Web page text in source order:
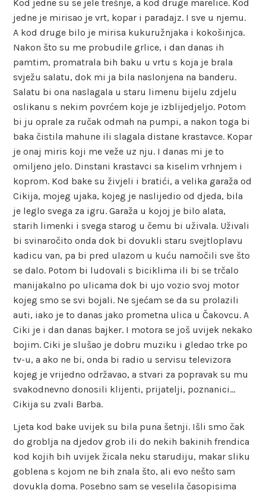
Kod jedne su se jele trešnje, a kod druge marelice. Kod
jedne je mirisao je vrt, kopar i paradajz. I sve u njemu.
A kod druge bilo je mirisa kukuružnjaka i kokošinjca.
Nakon što su me probudile grlice, i dan danas ih
pamtim, promatrala bih baku u vrtu s koja je brala
svježu salatu, dok mi ja bila naslonjena na banderu.
Salatu bi ona naslagala u staru limenu bijelu zdjelu
oslikanu s nekim povrćem koje je izblijedjeljo. Potom
bi ju oprale za ručak odmah na pumpi, a nakon toga bi
baka čistila mahune ili slagala distane krastavce. Kopar
je onaj miris koji me veže uz nju. I danas mi je to
omiljeno jelo. Dinstani krastavci sa kiselim vrhnjem i
koprom. Kod bake su živjeli i bratići, a velika garaža od
Cikija, mojeg ujaka, kojeg je naslijedio od djeda, bila
je leglo svega za igru. Garaža u kojoj je bilo alata,
starih limenki i svega starog u čemu bi uživala. Uživali
bi svinaročito onda dok bi dovukli staru svejtloplavu
kadicu van, pa bi pred ulazom u kuću namočili sve što
se dalo. Potom bi ludovali s biciklima ili bi se trčalo
manijakalno po ulicama dok bi ujo vozio svoj motor
kojeg smo se svi bojali. Ne sjećam se da su prolazili
auti, iako je to danas jako prometna ulica u Čakovcu. A
Ciki je i dan danas bajker. I motora se još uvijek nekako
bojim. Ciki je slušao je dobru muziku i gledao trke po
tv-u, a ako ne bi, onda bi radio u servisu televizora
kojeg je vrijedno održavao, a stvari za popravak su mu
svakodnevno donosili klijenti, prijatelji, poznanici…
Cikija su zvali Barba.
Ljeta kod bake uvijek su bila puna šetnji. Išli smo čak
do groblja na djedov grob ili do nekih bakinih frendica
kod kojih bih uvijek žicala neku starudiju, makar sliku
goblena s kojom ne bih znala što, ali evo nešto sam
dovukla doma. Posebno sam se veselila časopisima